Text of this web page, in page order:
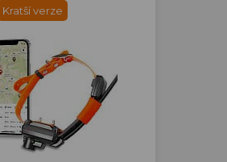
Kratší verze